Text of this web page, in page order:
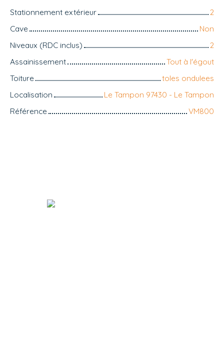
Stationnement extérieur
2
Cave
Non
Niveaux (RDC inclus)
2
Assainissement
Tout à l'égout
Toiture
toles ondulees
Localisation
Le Tampon 97430 - Le Tampon
Référence
VM800